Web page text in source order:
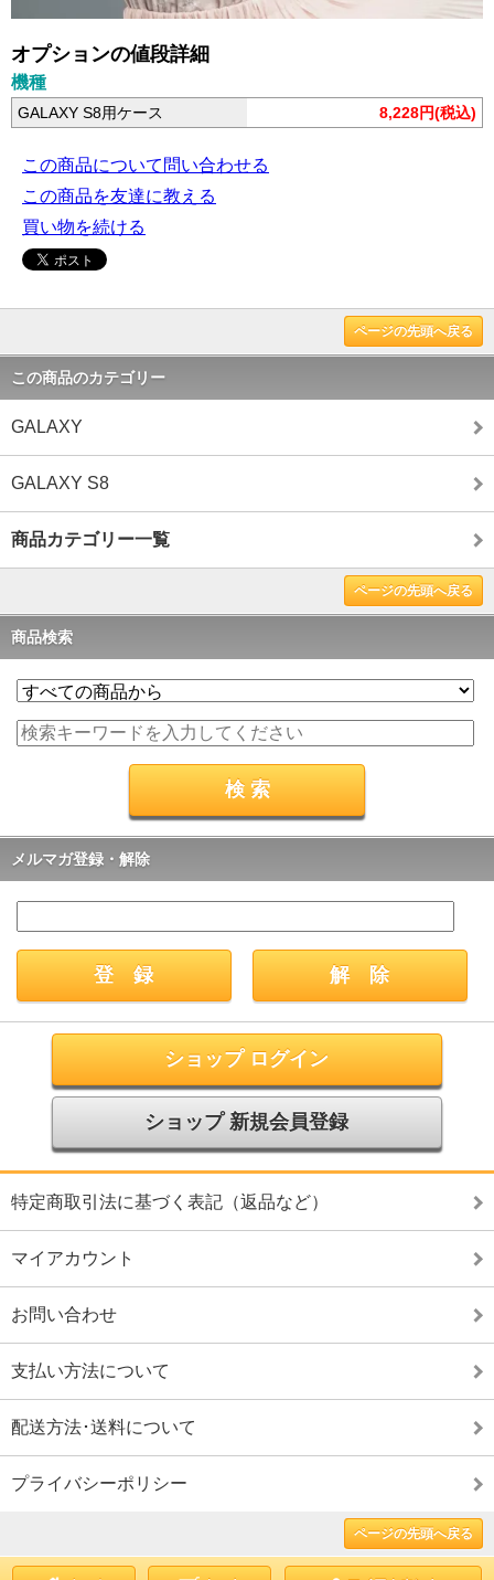
オプションの値段詳細
機種
GALAXY S8用ケース 8,228円(税込)
この商品について問い合わせる
この商品を友達に教える
買い物を続ける
ページの先頭へ戻る
この商品のカテゴリー
GALAXY
GALAXY S8
商品カテゴリー一覧
ページの先頭へ戻る
商品検索
メルマガ登録・解除
ショップ ログイン
ショップ 新規会員登録
特定商取引法に基づく表記（返品など）
マイアカウント
お問い合わせ
支払い方法について
配送方法･送料について
プライバシーポリシー
ページの先頭へ戻る